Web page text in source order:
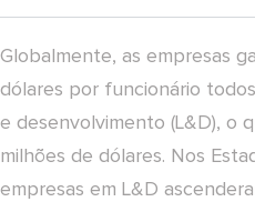
Globalmente, as empresas
dólares por funcionário
e desenvolvimento (L&D), o
milhões de dólares. Nos
empresas em L&D